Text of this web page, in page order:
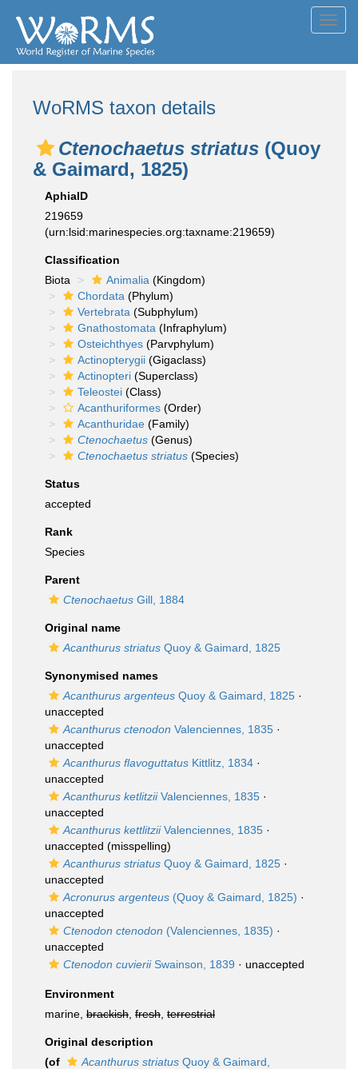
WoRMS taxon details
Ctenochaetus striatus (Quoy
& Gaimard, 1825)
AphiaID
219659
(urn:lsid:marinespecies.org:taxname:219659)
Classification
Biota
Animalia (Kingdom)
Chordata (Phylum)
Vertebrata (Subphylum)
Gnathostomata (Infraphylum)
Osteichthyes (Parvphylum)
Actinopterygii (Gigaclass)
Actinopteri (Superclass)
Teleostei (Class)
Acanthuriformes (Order)
Acanthuridae (Family)
Ctenochaetus (Genus)
Ctenochaetus striatus (Species)
Status
accepted
Rank
Species
Parent
Ctenochaetus Gill, 1884
Original name
Acanthurus striatus Quoy & Gaimard, 1825
Synonymised names
Acanthurus argenteus Quoy & Gaimard, 1825 ·
unaccepted
Acanthurus ctenodon Valenciennes, 1835 ·
unaccepted
Acanthurus flavoguttatus Kittlitz, 1834 ·
unaccepted
Acanthurus ketlitziiValenciennes, 1835 ·
unaccepted
Acanthurus kettlitziiValenciennes, 1835 ·
unaccepted (misspelling)
Acanthurus striatus Quoy & Gaimard, 1825 ·
unaccepted
Acronurus argenteus (Quoy & Gaimard, 1825) ·
unaccepted
Ctenodon ctenodon (Valenciennes, 1835) ·
unaccepted
Ctenodon cuvieriiSwainson, 1839 · unaccepted
Environment
marine, brackish fresh terrestrial
Original description
(of
Acanthurus striatus Quoy & Gaimard,